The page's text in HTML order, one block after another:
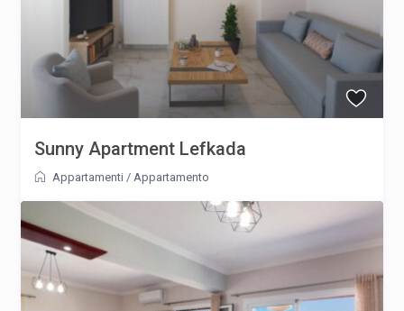
Sunny Apartment Lefkada
Appartamenti /Appartamento